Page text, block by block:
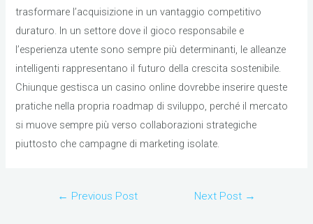
trasformare l’acquisizione in un vantaggio competitivo
duraturo. In un settore dove il gioco responsabile e
l’esperienza utente sono sempre più determinanti, le alleanze
intelligenti rappresentano il futuro della crescita sostenibile.
Chiunque gestisca un casino online dovrebbe inserire queste
pratiche nella propria roadmap di sviluppo, perché il mercato
si muove sempre più verso collaborazioni strategiche
piuttosto che campagne di marketing isolate.
← Previous Post Next Post →